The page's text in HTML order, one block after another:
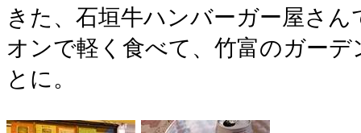
きた、石垣牛ハンバーガー屋さ
オンで軽く食べて、竹富のガー
とに。